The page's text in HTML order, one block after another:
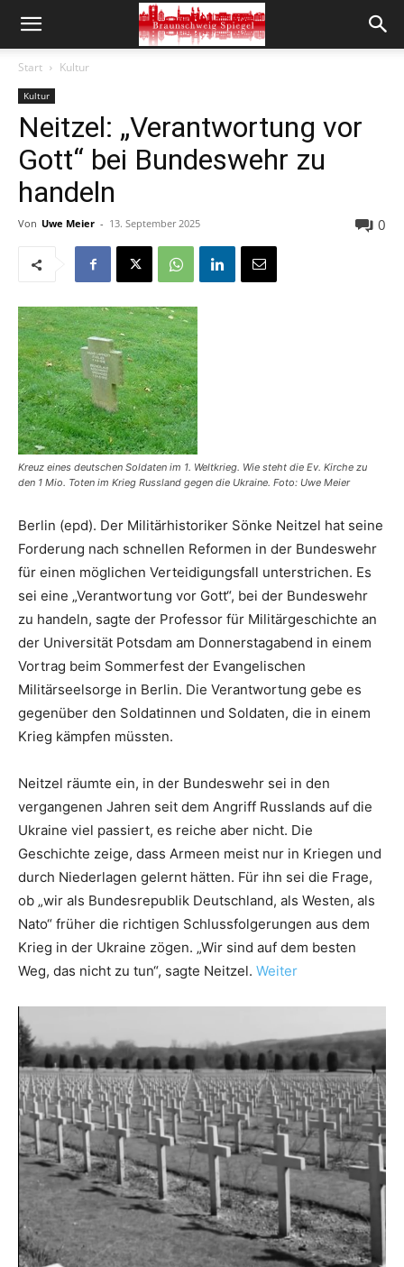
Start Kultur
Kultur
Neitzel: „Verantwortung vor
Gott“ bei Bundeswehr zu
handeln
Von Uwe Meier - 13. September 2025 0
Kreuz eines deutschen Soldaten im 1. Weltkrieg. Wie steht die Ev. Kirche zu
den 1 Mio. Toten im Krieg Russland gegen die Ukraine. Foto: Uwe Meier
Berlin (epd). Der Militärhistoriker Sönke Neitzel hat seine
Forderung nach schnellen Reformen in der Bundeswehr
für einen möglichen Verteidigungsfall unterstrichen. Es
sei eine „Verantwortung vor Gott“, bei der Bundeswehr
zu handeln, sagte der Professor für Militärgeschichte an
der Universität Potsdam am Donnerstagabend in einem
Vortrag beim Sommerfest der Evangelischen
Militärseelsorge in Berlin. Die Verantwortung gebe es
gegenüber den Soldatinnen und Soldaten, die in einem
Krieg kämpfen müssten.
Neitzel räumte ein, in der Bundeswehr sei in den
vergangenen Jahren seit dem Angriff Russlands auf die
Ukraine viel passiert, es reiche aber nicht. Die
Geschichte zeige, dass Armeen meist nur in Kriegen und
durch Niederlagen gelernt hätten. Für ihn sei die Frage,
ob „wir als Bundesrepublik Deutschland, als Westen, als
Nato“ früher die richtigen Schlussfolgerungen aus dem
Krieg in der Ukraine zögen. „Wir sind auf dem besten
Weg, das nicht zu tun“, sagte Neitzel. Weiter